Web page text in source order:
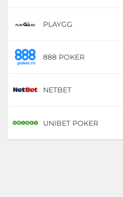
PLAYGG
888 POKER
NETBET
UNIBET POKER